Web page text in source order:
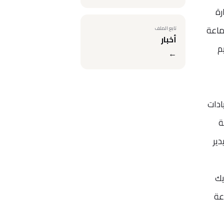
ويدير منير الجماعة
1982، ويقيم
تابع الملف
أخبار
←